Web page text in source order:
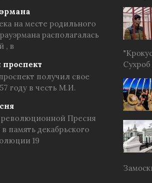
на месте родильного
располагалась
, в
проспект
получил свое
году в честь М.И.
Пресня
память декабрьского
19
Сухроб